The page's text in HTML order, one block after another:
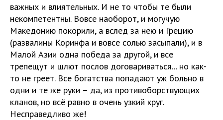
важных и влиятельных. И не то чтобы те были
некомпетентны. Вовсе наоборот, и могучую
Македонию покорили, а вслед за нею и Грецию
(развалины Коринфа и вовсе солью засыпали), и в
Малой Азии одна победа за другой, и все
трепещут и шлют послов договариваться... но как-
то не греет. Все богатства попадают уж больно в
одни и те же руки – да, из противоборствующих
кланов, но всё равно в очень узкий круг.
Несправедливо же!